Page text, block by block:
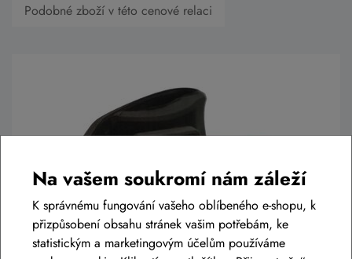
Podobné zboží v této cenové relaci
Na vašem soukromí nám záleží
K správnému fungování vašeho oblíbeného e-shopu, k
přizpůsobení obsahu stránek vašim potřebám, ke
statistickým a marketingovým účelům používáme